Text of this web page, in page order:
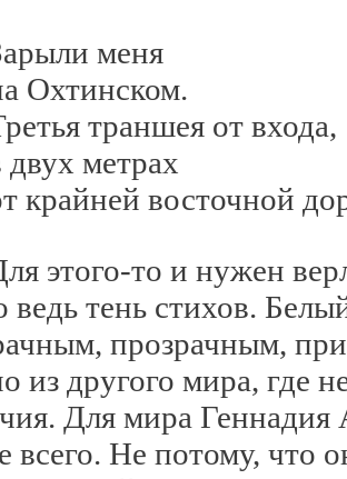
меня
траншея от входа,
метрах
восточной
то и нужен
тень стихов.
прозрачным,
из другого мира, где
Для мира Геннадия
всего. Не потому, что